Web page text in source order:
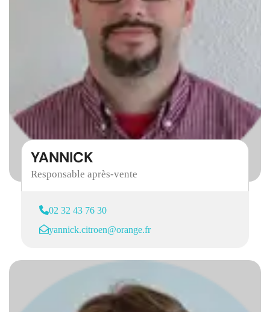
YANNICK
Responsable après-vente
02 32 43 76 30
yannick.citroen@orange.fr